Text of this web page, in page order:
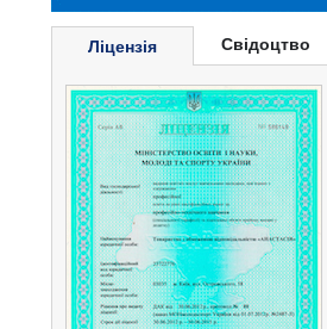
Ліцензія Свідоцтво